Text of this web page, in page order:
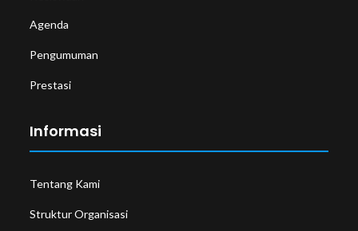
Agenda
Pengumuman
Prestasi
Informasi
Tentang Kami
Struktur Organisasi